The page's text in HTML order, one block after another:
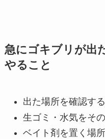
急にゴキブリが出
やること
出た場所を確認する
生ゴミ・水気をそ
ベイト剤を置く場